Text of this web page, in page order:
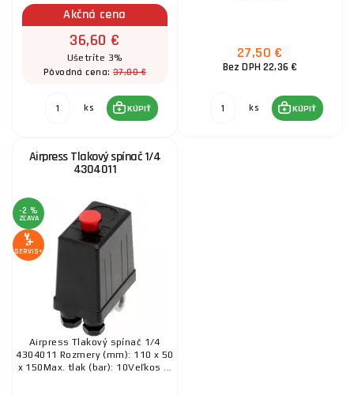
Akčná cena
36,60 €
Ušetríte 3%
Pôvodná cena:37,80 €
ks KÚPIŤ
27,50 €
Bez DPH 22,36 €
ks KÚPIŤ
Airpress Tlakový spínač 1/4
4304011
-2 %
ZĽAVA
SERVIS+
Airpress Tlakový spínač 1/4
4304011 Rozmery (mm): 110 x 50
x 150Max. tlak (bar): 10Veľkos ...